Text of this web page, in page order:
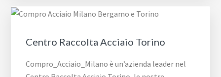
Centro Raccolta Acciaio Torino
Compro_Acciaio_Milano è un’azienda leader nel